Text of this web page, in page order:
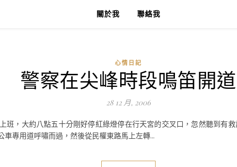
關於我 聯絡我
心情日記
警察在尖峰時段鳴笛開道
28 12 月, 2006
班，大約八點五十分剛好停紅綠燈停在行天宮的交叉口，忽然聽到有
專用道呼嘯而過，然後從民權東路馬上左轉...